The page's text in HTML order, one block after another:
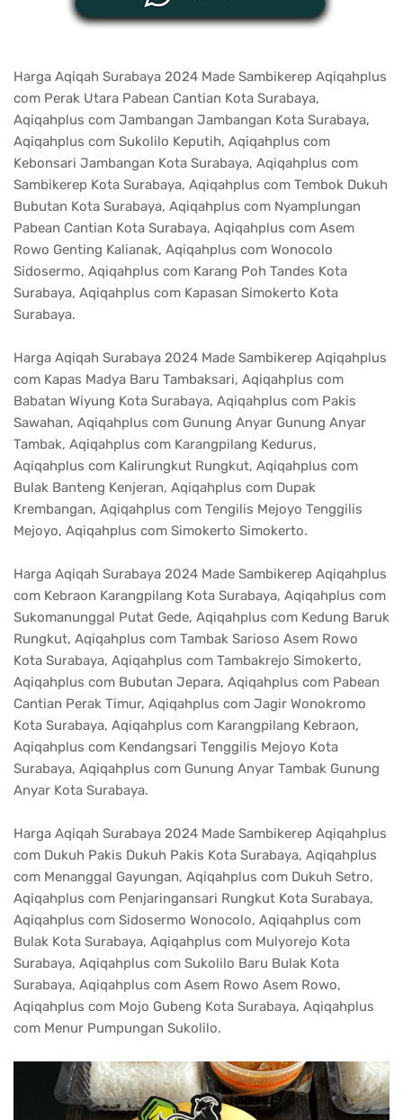
Harga Aqiqah Surabaya 2024 Made Sambikerep Aqiqahplus
com Perak Utara Pabean Cantian Kota Surabaya,
Aqiqahplus com Jambangan Jambangan Kota Surabaya,
Aqiqahplus com Sukolilo Keputih, Aqiqahplus com
Kebonsari Jambangan Kota Surabaya, Aqiqahplus com
Sambikerep Kota Surabaya, Aqiqahplus com Tembok Dukuh
Bubutan Kota Surabaya, Aqiqahplus com Nyamplungan
Pabean Cantian Kota Surabaya, Aqiqahplus com Asem
Rowo Genting Kalianak, Aqiqahplus com Wonocolo
Sidosermo, Aqiqahplus com Karang Poh Tandes Kota
Surabaya, Aqiqahplus com Kapasan Simokerto Kota
Surabaya.
Harga Aqiqah Surabaya 2024 Made Sambikerep Aqiqahplus
com Kapas Madya Baru Tambaksari, Aqiqahplus com
Babatan Wiyung Kota Surabaya, Aqiqahplus com Pakis
Sawahan, Aqiqahplus com Gunung Anyar Gunung Anyar
Tambak, Aqiqahplus com Karangpilang Kedurus,
Aqiqahplus com Kalirungkut Rungkut, Aqiqahplus com
Bulak Banteng Kenjeran, Aqiqahplus com Dupak
Krembangan, Aqiqahplus com Tengilis Mejoyo Tenggilis
Mejoyo, Aqiqahplus com Simokerto Simokerto.
Harga Aqiqah Surabaya 2024 Made Sambikerep Aqiqahplus
com Kebraon Karangpilang Kota Surabaya, Aqiqahplus com
Sukomanunggal Putat Gede, Aqiqahplus com Kedung Baruk
Rungkut, Aqiqahplus com Tambak Sarioso Asem Rowo
Kota Surabaya, Aqiqahplus com Tambakrejo Simokerto,
Aqiqahplus com Bubutan Jepara, Aqiqahplus com Pabean
Cantian Perak Timur, Aqiqahplus com Jagir Wonokromo
Kota Surabaya, Aqiqahplus com Karangpilang Kebraon,
Aqiqahplus com Kendangsari Tenggilis Mejoyo Kota
Surabaya, Aqiqahplus com Gunung Anyar Tambak Gunung
Anyar Kota Surabaya.
Harga Aqiqah Surabaya 2024 Made Sambikerep Aqiqahplus
com Dukuh Pakis Dukuh Pakis Kota Surabaya, Aqiqahplus
com Menanggal Gayungan, Aqiqahplus com Dukuh Setro,
Aqiqahplus com Penjaringansari Rungkut Kota Surabaya,
Aqiqahplus com Sidosermo Wonocolo, Aqiqahplus com
Bulak Kota Surabaya, Aqiqahplus com Mulyorejo Kota
Surabaya, Aqiqahplus com Sukolilo Baru Bulak Kota
Surabaya, Aqiqahplus com Asem Rowo Asem Rowo,
Aqiqahplus com Mojo Gubeng Kota Surabaya, Aqiqahplus
com Menur Pumpungan Sukolilo.